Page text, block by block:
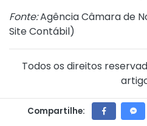
Fonte:Agência Câmara de
Site Contábil)
Todos os direitos
Compartilhe: